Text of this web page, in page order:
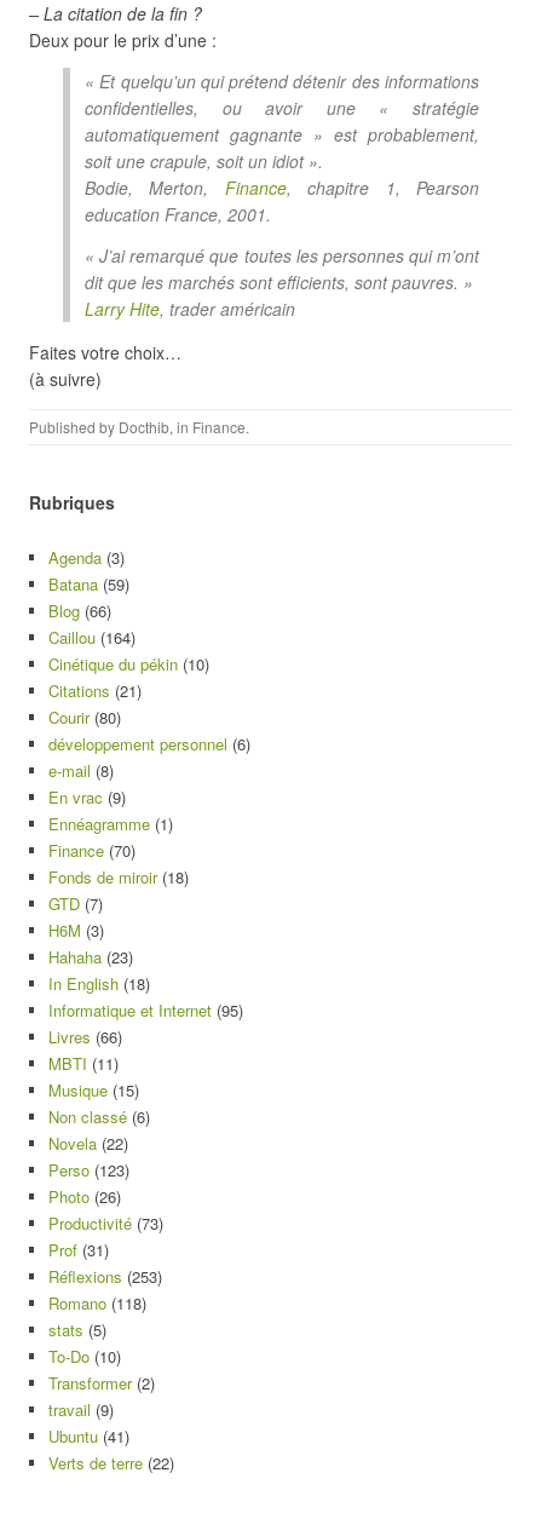
– La citation de la fin ?
Deux pour le prix d’une :
« Et quelqu’un qui prétend détenir des informations
confidentielles, ou avoir une « stratégie
automatiquement gagnante » est probablement,
soit une crapule, soit un idiot ».
Bodie, Merton, Finance, chapitre 1, Pearson
education France, 2001.
« J’ai remarqué que toutes les personnes qui m’ont
dit que les marchés sont efficients, sont pauvres. »
Larry Hite, trader américain
Faites votre choix…
(à suivre)
Published by Docthib, in Finance.
Rubriques
Agenda (3)
Batana (59)
Blog (66)
Caillou (164)
Cinétique du pékin (10)
Citations (21)
Courir(80)
développement personnel (6)
e-mail (8)
En vrac (9)
Ennéagramme (1)
Finance (70)
Fonds de miroir(18)
GTD (7)
H6M (3)
Hahaha (23)
In English (18)
Informatique et Internet (95)
Livres (66)
MBTI (11)
Musique (15)
Non classé (6)
Novela (22)
Perso (123)
Photo (26)
Productivité (73)
Prof (31)
Réflexions (253)
Romano (118)
stats (5)
To-Do (10)
Transformer(2)
travail (9)
Ubuntu (41)
Verts de terre (22)